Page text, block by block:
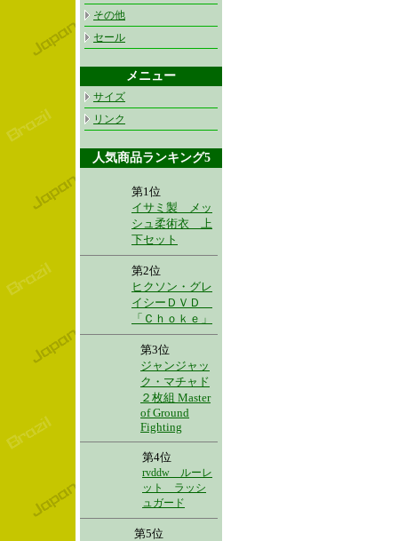
その他
セール
メニュー
サイズ
リンク
人気商品ランキング5
第1位
イサミ製 メッ
シュ柔術衣 上
下セット
第2位
ヒクソン・グレ
イシーＤＶＤ
「Ｃｈｏｋｅ」
第3位
ジャンジャッ
ク・マチャド
２枚組 Master
of Ground
Fighting
第4位
rvddw ルーレ
ット ラッシ
ュガード
第5位